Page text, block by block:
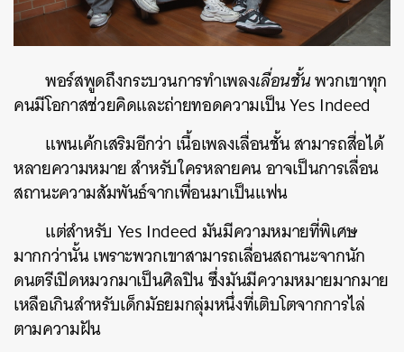
พอร์สพูดถึงกระบวนการทำเพลงเลื่อนชั้นพวกเขาทุก
คนมีโอกาสช่วยคิดและถ่ายทอดความเป็น Yes Indeed
แพนเค้กเสริมอีกว่า เนื้อเพลงเลื่อนชั้น สามารถสื่อได้
หลายความหมาย สำหรับใครหลายคน อาจเป็นการเลื่อน
สถานะความสัมพันธ์จากเพื่อนมาเป็นแฟน
แต่สำหรับ Yes Indeed มันมีความหมายที่พิเศษ
มากกว่านั้น เพราะพวกเขาสามารถเลื่อนสถานะจากนัก
ดนตรีเปิดหมวกมาเป็นศิลปิน ซึ่งมันมีความหมายมากมาย
เหลือเกินสำหรับเด็กมัธยมกลุ่มหนึ่งที่เติบโตจากการไล่
ตามความฝัน